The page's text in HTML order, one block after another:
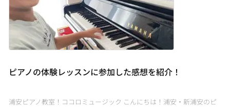
ピアノの体験レッスンに参加した感想を紹介！
浦安ピアノ教室！ココロミュージック こんにちは！浦安・新浦安のピ